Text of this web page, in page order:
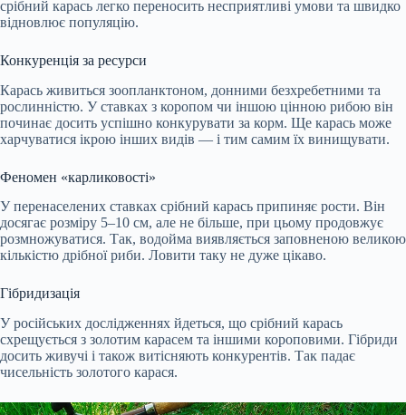
срібний карась легко переносить несприятливі умови та швидко
відновлює популяцію.
Конкуренція за ресурси
Карась живиться зоопланктоном, донними безхребетними та
рослинністю. У ставках з коропом чи іншою цінною рибою він
починає досить успішно конкурувати за корм. Ще карась може
харчуватися ікрою інших видів — і тим самим їх винищувати.
Феномен «карликовості»
У перенаселених ставках срібний карась припиняє рости. Він
досягає розміру 5–10 см, але не більше, при цьому продовжує
розмножуватися. Так, водойма виявляється заповненою великою
кількістю дрібної риби. Ловити таку не дуже цікаво.
Гібридизація
У російських дослідженнях йдеться, що срібний карась
схрещується з золотим карасем та іншими короповими. Гібриди
досить живучі і також витісняють конкурентів. Так падає
чисельність золотого карася.